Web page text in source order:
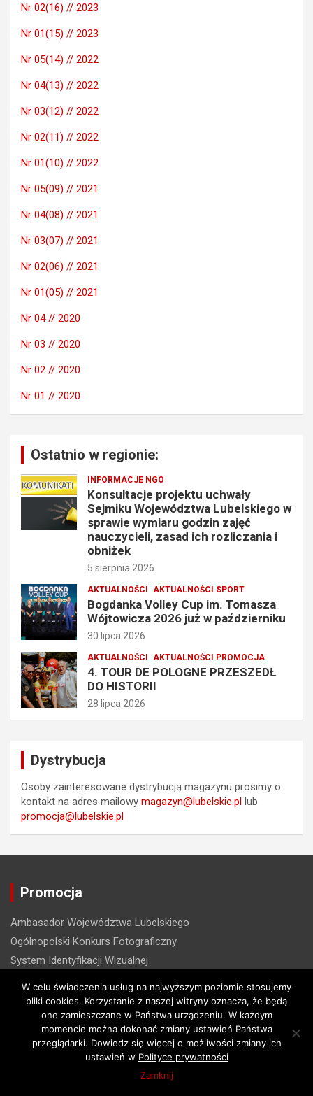
Nr 02(16) // 2023
Nr 01(15) // 2023
Nr 05(14) // 2022
Nr 04(13) // 2022
Nr 03(12) // 2022
Nr 02(11) // 2022
Nr 01(10) // 2022
Nr 05(09) // 2021
Nr 04(08) // 2021
Nr 03(07) // 2021
Nr 02(06) // 2021
Nr 01(05) // 2021
Nr 04 // 2020
Nr 03 // 2020
Nr 02 // 2020
Nr 01 // 2020
Ostatnio w regionie:
INFORMACJE NGO
Konsultacje projektu uchwały
Sejmiku Województwa Lubelskiego w
sprawie wymiaru godzin zajęć
nauczycieli, zasad ich rozliczania i
obniżek
5 sierpnia 2026
AKTUALNOŚCI AKTUALNOŚCI SPORT
Bogdanka Volley Cup im. Tomasza
Wójtowicza 2026 już w październiku
30 lipca 2026
AKTUALNOŚCI AKTUALNOŚCI PROMOCJA
4. TOUR DE POLOGNE PRZESZEDŁ
DO HISTORII
28 lipca 2026
Dystrybucja
Osoby zainteresowane dystrybucją magazynu prosimy o
kontakt na adres mailowy magazyn@lubelskie.pl lub
promocja@lubelskie.pl
Promocja
Ambasador Województwa Lubelskiego
Ogólnopolski Konkurs Fotograficzny
System Identyfikacji Wizualnej
Sport
Aktualności Sport
Nagrody pieniężne za osiągnięte wyniki sportowe
W celu świadczenia usług na najwyższym poziomie stosujemy
pliki cookies. Korzystanie z naszej witryny oznacza, że będą
one zamieszczane w Państwa urządzeniu. W każdym
momencie można dokonać zmiany ustawień Państwa
przeglądarki. Dowiedz się więcej o możliwości zmiany ich
ustawień w Polityce prywatności
Zamknij